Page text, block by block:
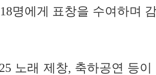
명에게 표창을 수여하며
노래 제창, 축하공연 등